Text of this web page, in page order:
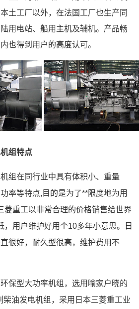
土工厂以外，在法国工厂也生产同
用电站、船用主机及辅机。产品畅
也得到用户的高度认可。
组特点
组在同行业中具有体积小、重量
率等特点,目的是为了**限度地为用
菱重工以非常合理的价格销售给世界
，用户维护好用个10多年小意思。日
很好，耐久型很高，维护费用不
环保型大功率机组，选用喻家户晓的
柴油发电机组，采用日本三菱重工业